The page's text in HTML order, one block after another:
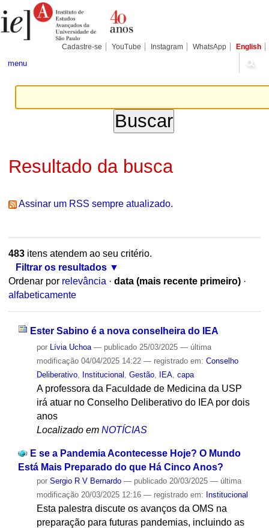
para
conteúdo.
Pessoais
Cadastre-se YouTube Instagram WhatsApp English
menu
Resultado da busca
Assinar um RSS sempre atualizado.
483itens atendem ao seu critério.
Filtrar os resultados
Ordenar por relevância · data (mais recente primeiro) ·
alfabeticamente
Ester Sabino é a nova conselheira do IEA
por Lívia Uchoa — publicado25/03/2025 — última
modificação04/04/2025 14:22 — registrado em: Conselho
Deliberativo, Institucional Gestão, IEA, capa
A professora da Faculdade de Medicina da USP
irá atuar no Conselho Deliberativo do IEA por dois
anos
Localizado em NOTÍCIAS
E se a Pandemia Acontecesse Hoje? O Mundo
Está Mais Preparado do que Há Cinco Anos?
por Sergio R V Bernardo — publicado20/03/2025 — última
modificação20/03/2025 12:16 — registrado em: Institucional
Esta palestra discute os avanços da OMS na
preparação para futuras pandemias, incluindo as